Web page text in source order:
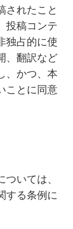
されたこと
投稿コンテ
独占的に使
、翻訳など
、かつ、本
ことに同意
いては、
する条例に